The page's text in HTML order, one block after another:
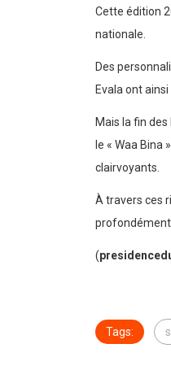
Cette édition
nationale.
Des
Evala ont
Mais la fin
le « Waa
clairvoyants.
À travers ces
profondément
(
Tags: